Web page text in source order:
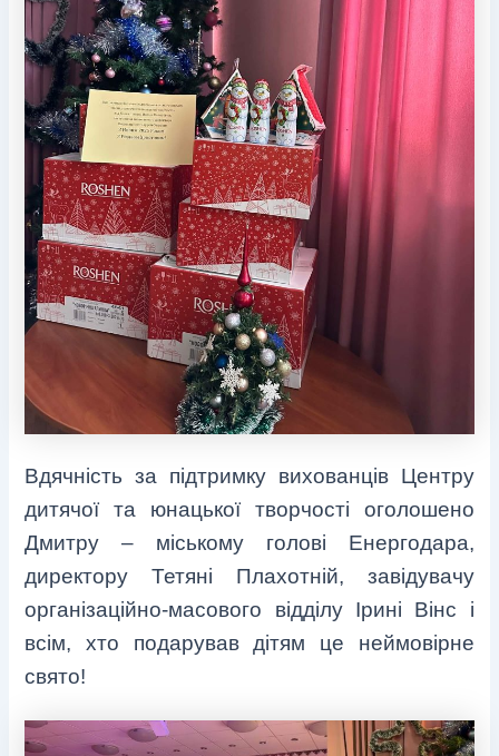
Вдячність за підтримку вихованців Центру
дитячої та юнацької творчості оголошено
Дмитру – міському голові Енергодара,
директору Тетяні Плахотній, завідувачу
організаційно-масового відділу Ірині Вінс і
всім, хто подарував дітям це неймовірне
свято!